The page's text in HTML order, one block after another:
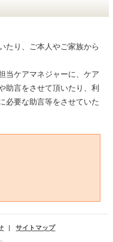
たり、ご本人やご家族から
当ケアマネジャーに、ケア
助言をさせて頂いたり、利
必要な助言等をさせていた
サイトマップ